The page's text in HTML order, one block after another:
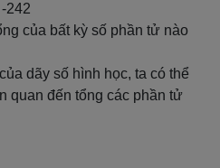
242
của bất kỳ số phần tử nào
dãy số hình học, ta có thể
quan đến tổng các phần tử